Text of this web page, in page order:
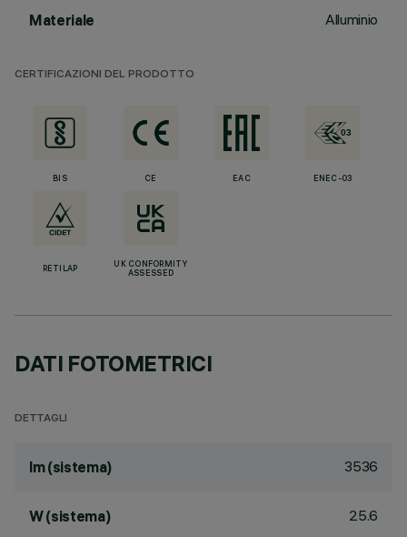
Materiale Alluminio
CERTIFICAZIONI DEL PRODOTTO
BIS CE EAC ENEC-03
RETILAP
UK CONFORMITY
ASSESSED
DATI FOTOMETRICI
DETTAGLI
lm (sistema) 3536
W (sistema) 25.6